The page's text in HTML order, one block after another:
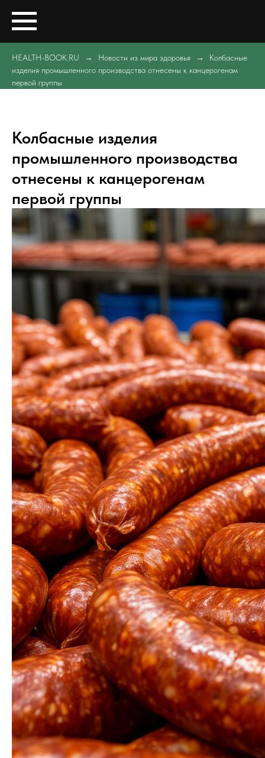
HEALTH-BOOK.RU Новости из мира здоровья
Колбасные
изделия промышленного производства отнесены к канцерогенам
первой группы
Колбасные изделия
промышленного производства
отнесены к канцерогенам
первой группы